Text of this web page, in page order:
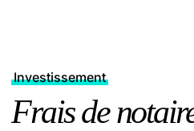
Investissement
Frais de